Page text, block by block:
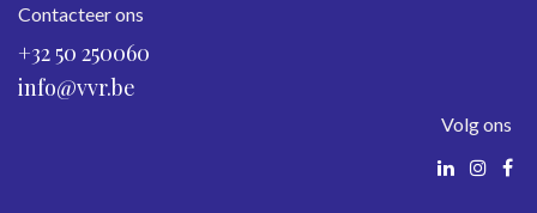
Contacteer ons
+32 50 250060
info@vvr.be
Volg ons